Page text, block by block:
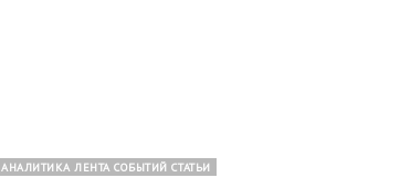
АНАЛИТИКА ЛЕНТА СОБЫТИЙ СТАТЬИ